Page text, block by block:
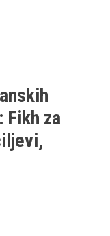
Fikh za